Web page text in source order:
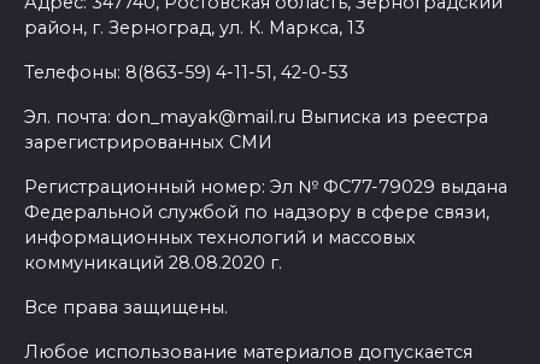
район, г. Зерноград, ул. К. Маркса, 13
Телефоны: 8(863-59) 4-11-51, 42-0-53
Эл. почта: don_mayak@mail.ru Выписка из реестра
зарегистрированных СМИ
Регистрационный номер: Эл № ФС77-79029 выдана
Федеральной службой по надзору в сфере связи,
информационных технологий и массовых
коммуникаций 28.08.2020 г.
Все права защищены.
Любое использование материалов допускается